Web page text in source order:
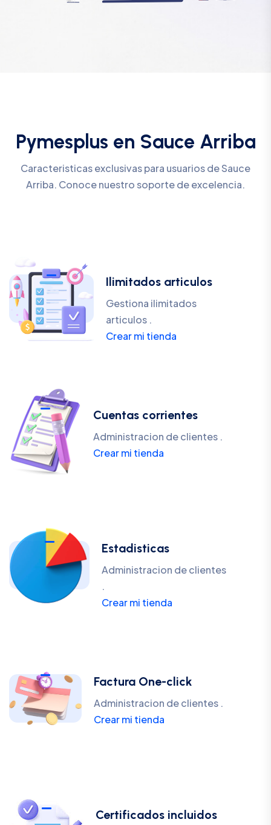
Pymesplus en Sauce Arriba
Caracteristicas exclusivas para usuarios de Sauce
Arriba. Conoce nuestro soporte de excelencia.
Ilimitados articulos
Gestiona ilimitados
articulos .
Crear mi tienda
Cuentas corrientes
Administracion de clientes .
Crear mi tienda
Estadisticas
Administracion de clientes
.
Crear mi tienda
Factura One-click
Administracion de clientes .
Crear mi tienda
Certificados incluidos